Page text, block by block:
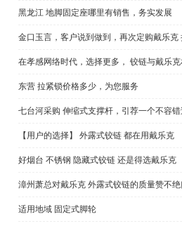
黑龙江 地脚固定座哪里有销售，务实发展
金口玉言，客户说到做到，再次定购戴乐克
在孝感网络时代，选择更多， 铰链与戴乐
东营 拉紧锁价格多少，为您服务
七台河采购 伸缩式支撑杆，引荐一个不容
【用户的选择】 外露式铰链 都在用戴乐克
好烟台 不锈钢 隐藏式铰链 还是得选戴乐克
漳州萧总对戴乐克 外露式铰链的质量赞不
适用地域 固定式脚轮